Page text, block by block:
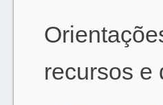
recursos e